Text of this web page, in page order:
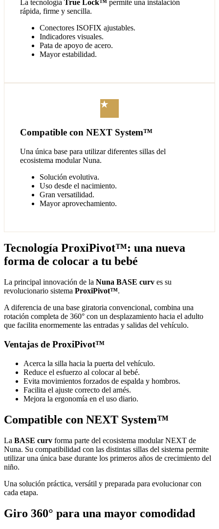
La tecnología True Lock™ permite una instalación
rápida, firme y sencilla.
Conectores ISOFIX ajustables.
Indicadores visuales.
Pata de apoyo de acero.
Mayor estabilidad.
★
Compatible con NEXT System™
Una única base para utilizar diferentes sillas del
ecosistema modular Nuna.
Solución evolutiva.
Uso desde el nacimiento.
Gran versatilidad.
Mayor aprovechamiento.
Tecnología ProxiPivot™: una nueva
forma de colocar a tu bebé
La principal innovación de la Nuna BASE curv es su
revolucionario sistema ProxiPivot™.
A diferencia de una base giratoria convencional, combina una
rotación completa de 360° con un desplazamiento hacia el adulto
que facilita enormemente las entradas y salidas del vehículo.
Ventajas de ProxiPivot™
Acerca la silla hacia la puerta del vehículo.
Reduce el esfuerzo al colocar al bebé.
Evita movimientos forzados de espalda y hombros.
Facilita el ajuste correcto del arnés.
Mejora la ergonomía en el uso diario.
Compatible con NEXT System™
La BASE curv forma parte del ecosistema modular NEXT de
Nuna. Su compatibilidad con las distintas sillas del sistema permite
utilizar una única base durante los primeros años de crecimiento del
niño.
Una solución práctica, versátil y preparada para evolucionar con
cada etapa.
Giro 360° para una mayor comodidad